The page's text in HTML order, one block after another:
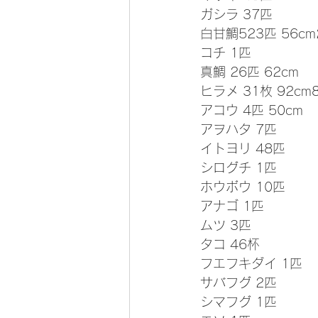
ガシラ 37匹
白甘鯛523匹
コチ 1匹
真鯛 26匹 62cm
ヒラメ 31枚
アコウ 4匹 50cm
アヲハタ 7匹
イトヨリ 48匹
シログチ 1匹
ホウボウ 10匹
アナゴ 1匹
ムツ 3匹
タコ 46杯
フエフキダイ 1匹
サバフグ 2匹
シマフグ 1匹